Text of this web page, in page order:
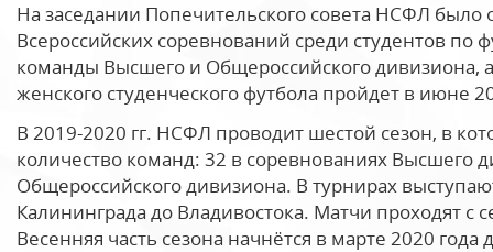
На заседании Попечительского совета НСФЛ
Всероссийских соревнований среди студентов
команды Высшего и Общероссийского дивизиона,
женского студенческого футбола пройдет в июне
В 2019-2020 гг. НСФЛ проводит шестой сезон, в
количество команд: 32 в соревнованиях Высшего
Общероссийского дивизиона. В турнирах
Калининграда до Владивостока. Матчи проходят с
Весенняя часть сезона начнётся в марте 2020